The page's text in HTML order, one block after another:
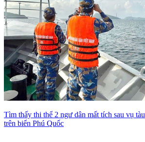
Tìm thấy thi thể 2 ngư dân mất tích sau vụ
trên biển Phú Quốc